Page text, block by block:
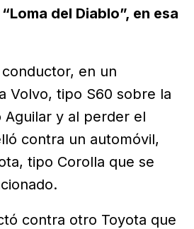
del Diablo”, en esa
en un
Volvo, tipo S60 sobre la
Aguilar y al perder el
contra un automóvil,
tipo Corolla que se
contra otro Toyota que